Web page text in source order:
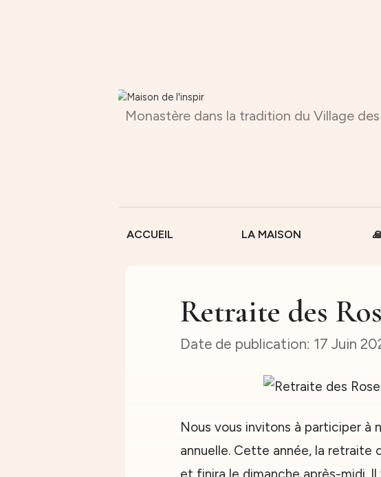
Monastère dans la tradition du Village des
ACCUEIL LA MAISON
Retraite des
17 Juin
Nous vous invitons à participer à
annuelle. Cette année, la retraite